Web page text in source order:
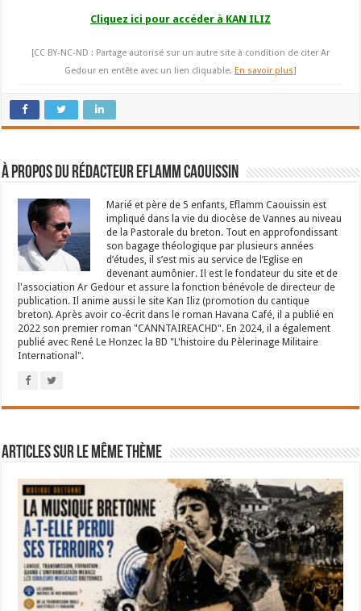
Cliquez ici pour accéder à KAN ILIZ
[CC BY-NC-ND : Partage autorisé sur un autre site à condition de citer Ar
Gedour en entête avec un lien cliquable. En savoir plus]
À propos du rédacteur Eflamm Caouissin
Marié et père de 5 enfants, Eflamm Caouissin est
impliqué dans la vie du diocèse de Vannes au niveau
de la Pastorale du breton. Tout en approfondissant
son bagage théologique par plusieurs années
d’études, il s’est mis au service de l’Eglise en
devenant aumônier. Il est le fondateur du site et de
l'association Ar Gedour et assure la fonction bénévole de directeur de
publication. Il anime aussi le site Kan Iliz (promotion du cantique
breton). Après avoir co-écrit dans le roman Havana Café, il a publié en
2022 son premier roman "CANNTAIREACHD". En 2024, il a également
publié avec René Le Honzec la BD "L'histoire du Pèlerinage Militaire
International".
Articles sur le même thème